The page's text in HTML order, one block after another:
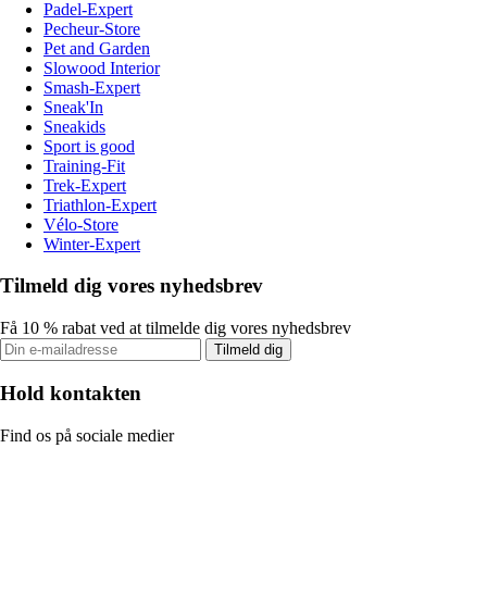
Padel-Expert
Pecheur-Store
Pet and Garden
Slowood Interior
Smash-Expert
Sneak'In
Sneakids
Sport is good
Training-Fit
Trek-Expert
Triathlon-Expert
Vélo-Store
Winter-Expert
Tilmeld dig vores nyhedsbrev
Få 10 % rabat ved at tilmelde dig vores nyhedsbrev
Tilmeld dig
Hold kontakten
Find os på sociale medier